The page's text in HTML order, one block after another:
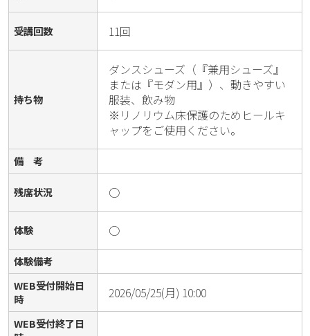
受講回数 11回
持ち物
ダンスシューズ（『兼用シューズ』
または『モダン用』）、動きやすい
服装、飲み物
※リノリウム床保護のためヒールキ
ャップをご使用ください。
備 考
残席状況 ○
体験 ○
体験備考
WEB受付開始日
時
2026/05/25(月) 10:00
WEB受付終了日